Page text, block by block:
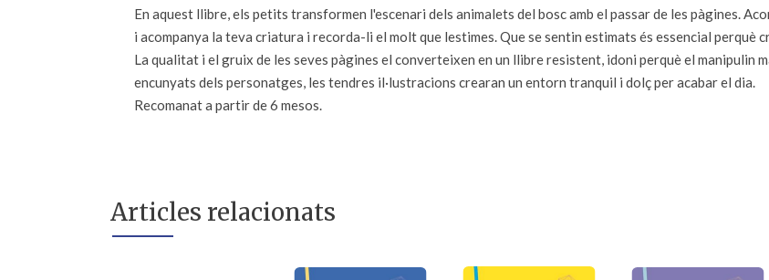
En aquest llibre, els petits transformen l'escenari dels animalets del bosc amb el passar de les pàgines.
i acompanya la teva criatura i recorda-li el molt que lestimes. Que se sentin estimats és essencial perquè
La qualitat i el gruix de les seves pàgines el converteixen en un llibre resistent, idoni perquè el manipulin
encunyats dels personatges, les tendres il·lustracions crearan un entorn tranquil i dolç per acabar el dia.
Recomanat a partir de 6 mesos.
Articles relacionats